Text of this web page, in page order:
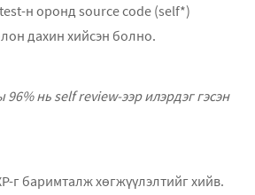
н оронд source code (self*)
дахин хийсэн болно.
нь self review-ээр илэрдэг гэсэн
г баримталж хөгжүүлэлтийг хийв.